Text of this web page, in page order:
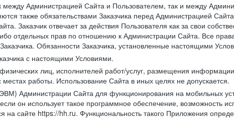
Администрацией Сайта и Пользователем, так и между
также обязательствами Заказчика перед Администрацией
Заказчик отвечает за действия Пользователя как за свои
отдельных прав по отношению к Администрации Сайта. Все
Обязанности Заказчика, установленные настоящими
с настоящими Условиями.
лиц, исполнителей работ/услуг, размещения
работы. Использование Сайта в иных целях не допускается.
Администрации Сайта для функционирования на мобильных
он использует такое программное обеспечение, возможность
сайте https://hh.ru. Функциональность такого Приложения